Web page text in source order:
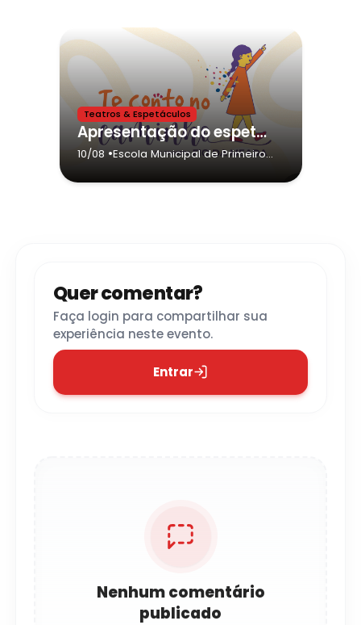
Teatros & Espetáculos
Apresentação do espetáculo "Palavra Tagarela"
10/08 •Escola Municipal de Primeiro
Santo Antônio do Pinhal
Quer comentar?
Faça login para compartilhar sua
experiência neste evento.
Entrar
Nenhum comentário
publicado